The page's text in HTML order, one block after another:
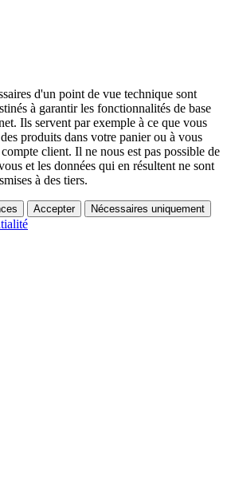
d'un point de vue technique sont
à garantir les fonctionnalités de base
Ils servent par exemple à ce que vous
produits dans votre panier ou à vous
client. Il ne nous est pas possible de
et les données qui en résultent ne sont
à des tiers.
Accepter Nécessaires uniquement